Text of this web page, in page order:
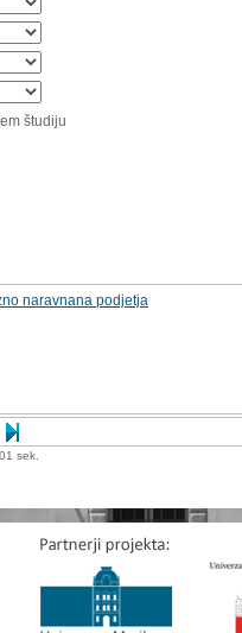
študiju
naravnana podjetja
sek.